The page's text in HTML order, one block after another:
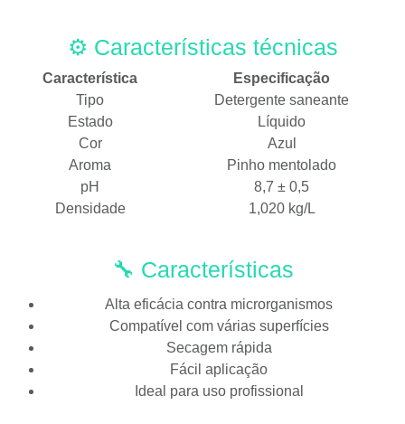
⚙️ Características técnicas
Característica
Especificação
Tipo
Detergente saneante
Estado
Líquido
Cor
Azul
Aroma
Pinho mentolado
pH
8,7 ± 0,5
Densidade
1,020 kg/L
🔧 Características
Alta eficácia contra microrganismos
Compatível com várias superfícies
Secagem rápida
Fácil aplicação
Ideal para uso profissional